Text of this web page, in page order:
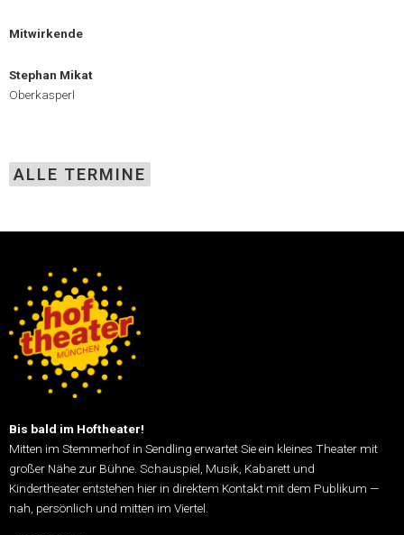
Mitwirkende
Stephan Mikat
Oberkasperl
ALLE TERMINE
Bis bald im Hoftheater!
Mitten im Stemmerhof in Sendling erwartet Sie ein kleines Theater mit
großer Nähe zur Bühne. Schauspiel, Musik, Kabarett und
Kindertheater entstehen hier in direktem Kontakt mit dem Publikum —
nah, persönlich und mitten im Viertel.